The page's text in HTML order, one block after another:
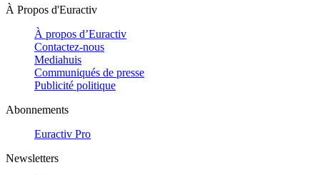
À Propos d'Euractiv
À propos d’Euractiv
Contactez-nous
Mediahuis
Communiqués de presse
Publicité politique
Abonnements
Euractiv Pro
Newsletters